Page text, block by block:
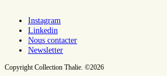
Instagram
Linkedin
Nous contacter
Newsletter
Copyright Collection Thalie. ©2026